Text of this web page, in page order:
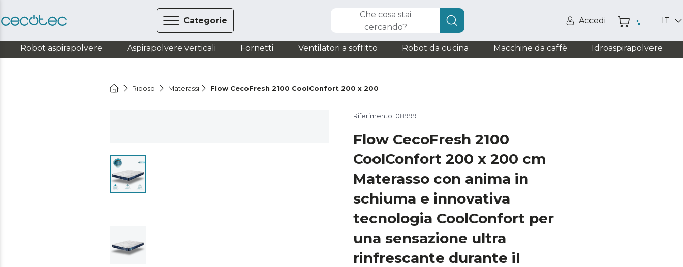
Categorie
Che cosa stai
cercando?
Accedi IT
Robot aspirapolvere Aspirapolvere verticali Fornetti Ventilatori a soffitto Robot da cucina Macchine da caffè Idroaspirapolvere
Riposo Materassi Flow CecoFresh 2100 CoolConfort 200 x 200
Riferimento: 08999
Flow CecoFresh 2100
CoolConfort 200 x 200 cm
Materasso con anima in
schiuma e innovativa
tecnologia CoolConfort per
una sensazione ultra
rinfrescante durante il